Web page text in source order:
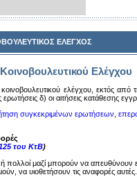
ΕΛΕΓΧΟΣ
Ελέγχου
ελέγχoυ, εκτός από
ερωτήσεις δ) oι αιτήσεις κατάθεσης
συγκεκριμένων ερωτήσεων,
του ΚτΒ)
ή πολλοί μαζί μπορούν να
να υιοθετήσουν τις αναφορές